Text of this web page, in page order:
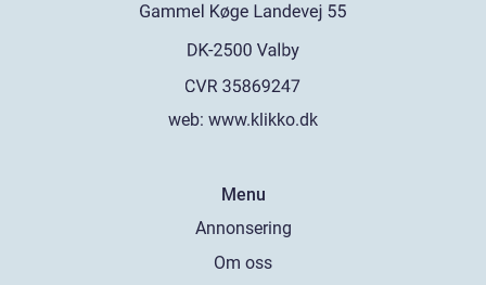
web: www.klikko.dk
Menu
Annonsering
Om oss